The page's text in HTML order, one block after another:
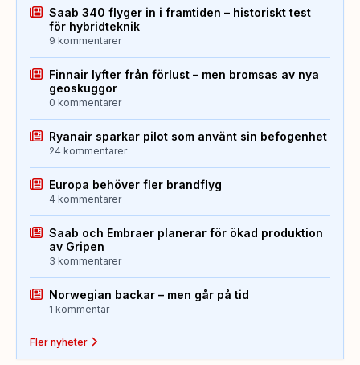
Saab 340 flyger in i framtiden – historiskt test
för hybridteknik
9 kommentarer
Finnair lyfter från förlust – men bromsas av nya
geoskuggor
0 kommentarer
Ryanair sparkar pilot som använt sin befogenhet
24 kommentarer
Europa behöver fler brandflyg
4 kommentarer
Saab och Embraer planerar för ökad produktion
av Gripen
3 kommentarer
Norwegian backar – men går på tid
1 kommentar
Fler nyheter